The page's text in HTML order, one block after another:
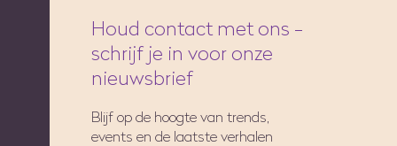
Houd contact met ons -
schrijf je in voor onze
nieuwsbrief
Blijf op de hoogte van trends,
events en de laatste verhalen